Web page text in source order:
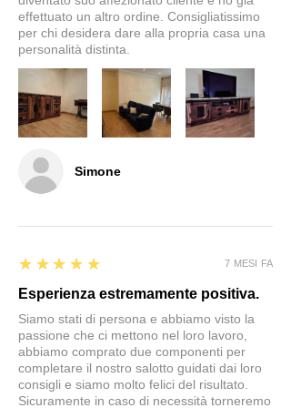
Simone
effettuato un altro ordine. Consigliatissimo
per chi desidera dare alla propria casa una
personalità distinta.
5
★★★★★
Esperienza estremamente positiva.
Siamo stati di persona e abbiamo visto la
passione che ci mettono nel loro lavoro,
abbiamo comprato due componenti per
completare il nostro salotto guidati dai loro
consigli e siamo molto felici del risultato.
Sicuramente in caso di necessità torneremo
7 MESI FA